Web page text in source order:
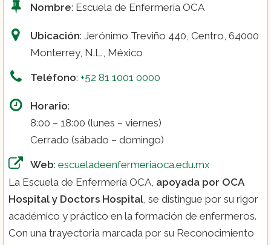
Nombre: Escuela de Enfermería OCA
Ubicación: Jerónimo Treviño 440, Centro, 64000
Monterrey, N.L., México
Teléfono: +52 81 1001 0000
Horario:
8:00 – 18:00 (lunes – viernes)
Cerrado (sábado – domingo)
Web: escueladeenfermeriaoca.edu.mx
La Escuela de Enfermería OCA, apoyada por OCA
Hospital y Doctors Hospital , se distingue por su rigor
académico y práctico en la formación de enfermeros.
Con una trayectoria marcada por su Reconocimiento